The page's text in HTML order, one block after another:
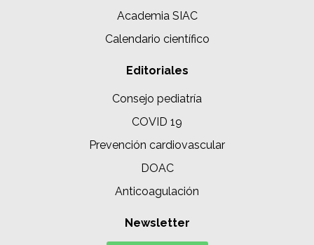
Academia SIAC
Calendario científico
Editoriales
Consejo pediatría
COVID 19
Prevención cardiovascular
DOAC
Anticoagulación
Newsletter